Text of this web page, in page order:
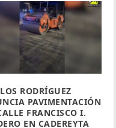
RODRÍGUEZ
PAVIMENTACIÓN
FRANCISCO I.
EN CADEREYTA